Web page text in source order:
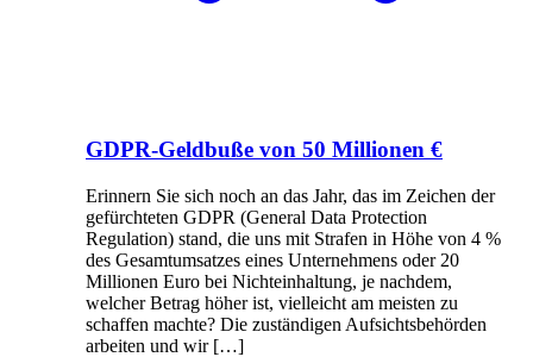
GDPR-Geldbuße von 50 Millionen €
Erinnern Sie sich noch an das Jahr, das im Zeichen der
gefürchteten GDPR (General Data Protection
Regulation) stand, die uns mit Strafen in Höhe von 4 %
des Gesamtumsatzes eines Unternehmens oder 20
Millionen Euro bei Nichteinhaltung, je nachdem,
welcher Betrag höher ist, vielleicht am meisten zu
schaffen machte? Die zuständigen Aufsichtsbehörden
arbeiten und wir […]